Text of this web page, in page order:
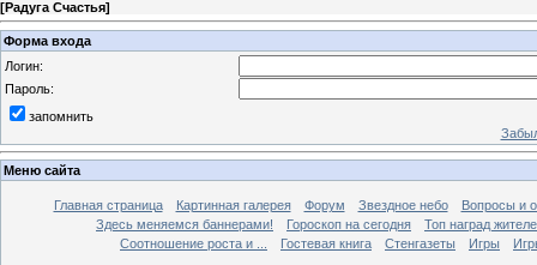
[Радуга Счастья]
Форма входа
Логин:
Пароль:
запомнить
Меню сайта
Главная страница Картинная галерея Форум Звездное небо
Вопросы и
Здесь меняемся баннерами!
Гороскоп на сегодня
Топ наград
Соотношение роста и ...
Гостевая книга Стенгазеты Игры